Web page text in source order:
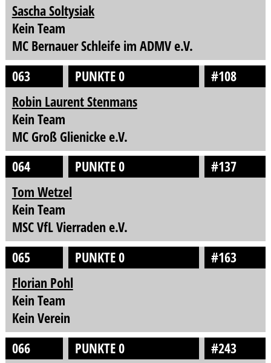
Sascha Soltysiak
Kein Team
MC Bernauer Schleife im ADMV e.V.
063
PUNKTE 0
#108
Robin Laurent Stenmans
Kein Team
MC Groß Glienicke e.V.
064
PUNKTE 0
#137
Tom Wetzel
Kein Team
MSC VfL Vierraden e.V.
065
PUNKTE 0
#163
Florian Pohl
Kein Team
Kein Verein
066
PUNKTE 0
#243